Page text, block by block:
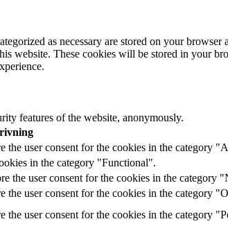
as necessary are stored on your browser
website. These cookies will be stored in your
features of the website, anonymously.
user consent for the cookies in the category
in the category "Functional".
the user consent for the cookies in the category
user consent for the cookies in the category
user consent for the cookies in the category